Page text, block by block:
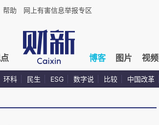
帮助 网上有害信息举报专区
博客 图片 视频
环科 民生 ESG 数字说 比较 中国改革